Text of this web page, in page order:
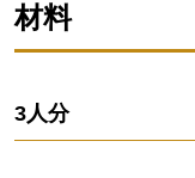
材料
3人分